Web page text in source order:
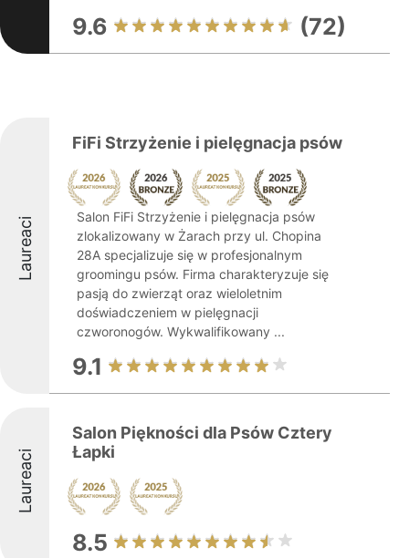
9.6 (72)
Laureaci
FiFi Strzyżenie i pielęgnacja psów
Salon FiFi Strzyżenie i pielęgnacja psów
zlokalizowany w Żarach przy ul. Chopina
28A specjalizuje się w profesjonalnym
groomingu psów. Firma charakteryzuje się
pasją do zwierząt oraz wieloletnim
doświadczeniem w pielęgnacji
czworonogów. Wykwalifikowany ...
9.1
Laureaci
Salon Piękności dla Psów Cztery
Łapki
8.5